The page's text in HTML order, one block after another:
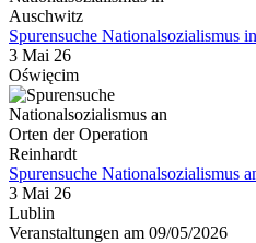
Spurensuche Nationalsozialismus
3 Mai 26
Oświęcim
Spurensuche Nationalsozialismus
3 Mai 26
Lublin
Veranstaltungen am 09/05/2026